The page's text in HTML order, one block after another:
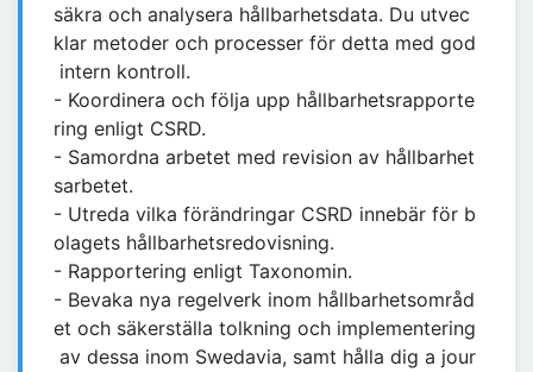
säkra och analysera hållbarhetsdata. Du utvec
klar metoder och processer för detta med god
intern kontroll.
- Koordinera och följa upp hållbarhetsrapporte
ring enligt CSRD.
- Samordna arbetet med revision av hållbarhet
sarbetet.
- Utreda vilka förändringar CSRD innebär för b
olagets hållbarhetsredovisning.
- Rapportering enligt Taxonomin.
- Bevaka nya regelverk inom hållbarhetsområd
et och säkerställa tolkning och implementering
av dessa inom Swedavia, samt hålla dig a jour